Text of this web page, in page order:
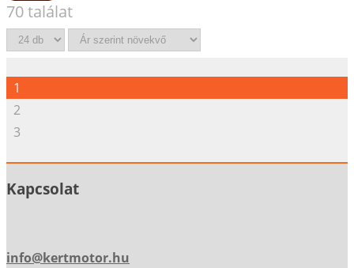
70 találat
1
2
3
Kapcsolat
info@kertmotor.hu